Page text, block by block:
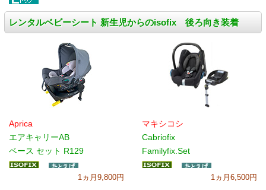
レンタルベビーシート 新生児からのisofix 後ろ向き装着
Aprica
エアキャリーAB
ベース セット R129
1ヵ月9,800円
マキシコシ
Cabriofix
Familyfix.Set
1ヵ月6,500円